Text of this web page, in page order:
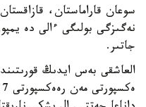
سوعان قاراماستان،
نەگىزگى بولىگى ءالى دە
جاتىر.
العاشقى بەس ايدىڭ